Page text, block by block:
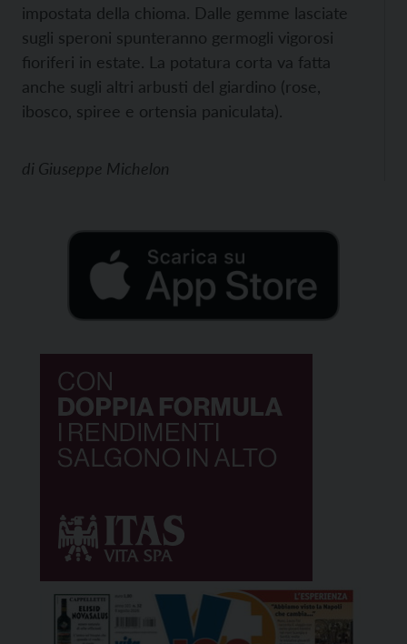
impostata della chioma. Dalle gemme lasciate
sugli speroni spunteranno germogli vigorosi
fioriferi in estate. La potatura corta va fatta
anche sugli altri arbusti del giardino (rose,
ibosco, spiree e ortensia paniculata).
di Giuseppe Michelon